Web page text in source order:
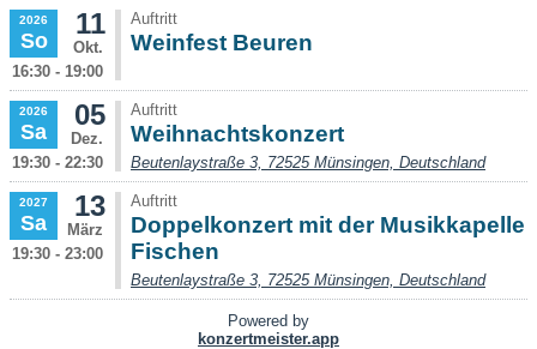
2026
So
11
Okt.
16:30 - 19:00
Weinfest Beuren
Auftritt
2026
Sa
05
Dez.
19:30 - 22:30
Weihnachtskonzert
Auftritt
Beutenlaystraße 3, 72525 Münsingen, Deutschland
2027
Sa
13
März
19:30 - 23:00
Doppelkonzert mit der Musikkapelle
Fischen
Auftritt
Beutenlaystraße 3, 72525 Münsingen, Deutschland
Powered by
konzertmeister.app